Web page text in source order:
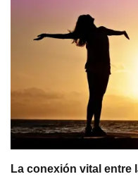
La conexión vital entre